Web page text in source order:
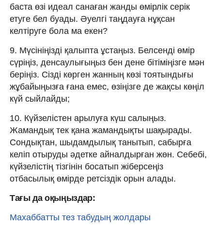
баста өзі идеал санаған жанды өмірлік серік
етуге бел буады. Әуелгі таңдауға нұқсан
келтіруге бола ма екен?
9. Мүсініңізді қалыпта ұстаңыз. Белсенді өмір
сүріңіз, денсаулығыңыз бен дене бітіміңізге мән
беріңіз. Сізді көрген жанның көзі тоятындығы
жұбайыңызға ғана емес, өзіңізге де жақсы көңіл
күй сыйлайды;
10. Күйзелістен арылуға күш салыңыз.
Жамандық тек қана жамандықты шақырады.
Сондықтан, шыдамдылық танытып, сабырға
келіп отыруды әдетке айналдырған жөн. Себебі,
күйзелістің тізгінін босатып жіберсеңіз
отбасылық өмірде ретсіздік орын алады.
Тағы да оқыңыздар:
Махаббатты тез табудың жолдары